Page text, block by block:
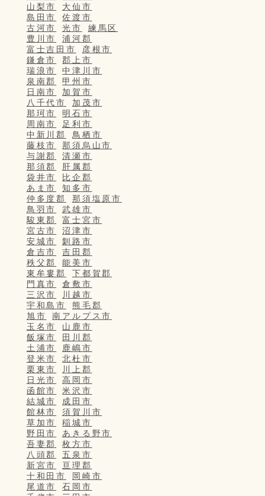
山梨市
大仙市
島田市
佐渡市
古河市
光市
練馬区
豊川市
浦河郡
富士吉田市
彦根市
鎌倉市
郡上市
瑞浪市
中津川市
泉南郡
甲州市
日南市
加賀市
八千代市
加茂市
那珂市
明石市
周南市
足利市
中新川郡
鳥栖市
藤枝市
那須烏山市
与謝郡
清瀬市
那須郡
肝属郡
袋井市
比企郡
あま市
知多市
仲多度郡
那須塩原市
鳥羽市
武雄市
駿東郡
富士宮市
宮古市
沼津市
安城市
釧路市
倉吉市
吉田郡
秩父郡
能美市
東牟婁郡
下都賀郡
門真市
倉敷市
三沢市
川越市
宇和島市
熊毛郡
旭市
南アルプス市
玉名市
山鹿市
飯塚市
田川郡
土浦市
鹿嶋市
登米市
北杜市
栗東市
川上郡
日光市
高岡市
函館市
米沢市
結城市
成田市
館林市
須賀川市
草加市
稲城市
野田市
あきる野市
吾妻郡
枚方市
八頭郡
五泉市
新宮市
亘理郡
十和田市
岡崎市
尾道市
石岡市